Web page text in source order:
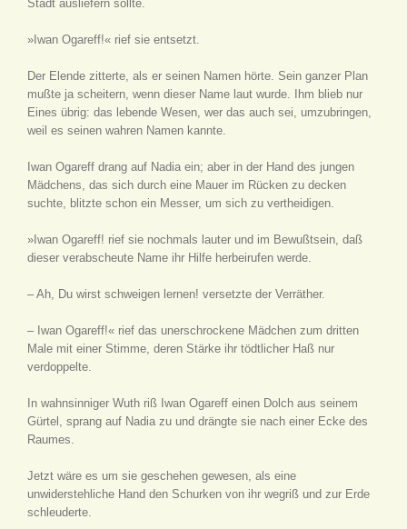
Stadt ausliefern sollte.
»Iwan Ogareff!« rief sie entsetzt.
Der Elende zitterte, als er seinen Namen hörte. Sein ganzer Plan
mußte ja scheitern, wenn dieser Name laut wurde. Ihm blieb nur
Eines übrig: das lebende Wesen, wer das auch sei, umzubringen,
weil es seinen wahren Namen kannte.
Iwan Ogareff drang auf Nadia ein; aber in der Hand des jungen
Mädchens, das sich durch eine Mauer im Rücken zu decken
suchte, blitzte schon ein Messer, um sich zu vertheidigen.
»Iwan Ogareff! rief sie nochmals lauter und im Bewußtsein, daß
dieser verabscheute Name ihr Hilfe herbeirufen werde.
– Ah, Du wirst schweigen lernen! versetzte der Verräther.
– Iwan Ogareff!« rief das unerschrockene Mädchen zum dritten
Male mit einer Stimme, deren Stärke ihr tödtlicher Haß nur
verdoppelte.
In wahnsinniger Wuth riß Iwan Ogareff einen Dolch aus seinem
Gürtel, sprang auf Nadia zu und drängte sie nach einer Ecke des
Raumes.
Jetzt wäre es um sie geschehen gewesen, als eine
unwiderstehliche Hand den Schurken von ihr wegriß und zur Erde
schleuderte.